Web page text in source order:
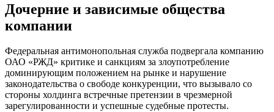
Дочерние и зависимые общества
компании
Федеральная антимонопольная служба подвергала компанию
ОАО «РЖД» критике и санкциям за злоупотребление
доминирующим положением на рынке и нарушение
законодательства о свободе конкуренции, что вызывало со
стороны холдинга встречные претензии в чрезмерной
зарегулированности и успешные судебные протесты.